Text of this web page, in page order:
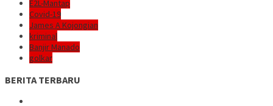
E2L-Mantap
Covid-19
James A Kojongian
kriminal
Banjir Manado
golkar
BERITA TERBARU